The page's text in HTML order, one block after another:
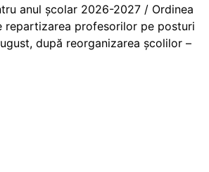
anul școlar 2026-2027 / Ordinea
repartizarea profesorilor pe posturi
după reorganizarea școlilor –